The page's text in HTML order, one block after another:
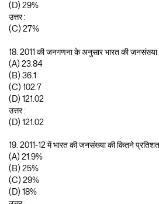
(D) 29%
उत्तर :
(C) 27%
18. 2011 की जनगणना के अनुसार भारत की जनसंख्या
(A) 23.84
(B) 36.1
(C) 102.7
(D) 121.02
उत्तर :
(D) 121.02
19. 2011-12 में भारत की जनसंख्या की कितने
(A) 21.9%
(B) 25%
(C) 29%
(D) 18%